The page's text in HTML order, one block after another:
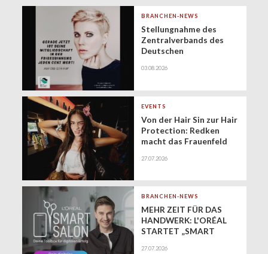
BRANCHEN-NEWS
Stellungnahme des
Zentralverbands des
Deutschen
Zukunft der
(Minijobs)
03.08.2026
EVENTS
Von der Hair Sin zur Hair
Protection: Redken
macht das Frauenfeld
gesundes Haar
27.07.2026
BRANCHEN-NEWS
MEHR ZEIT FÜR DAS
HANDWERK: L'ORÉAL
STARTET „SMART
27.07.2026